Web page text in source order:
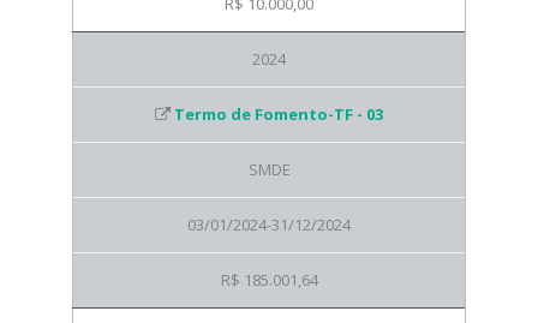
2024
Termo de Fomento-TF - 03
SMDE
03/01/2024-31/12/2024
R$ 185.001,64